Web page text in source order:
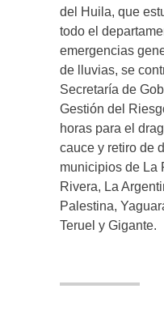
del Huila, que
todo el
emergencias
de lluvias, se
Secretaría de
Gestión del
horas para el
cauce y retiro de
municipios de La
Rivera, La
Palestina,
Teruel y Gigante.